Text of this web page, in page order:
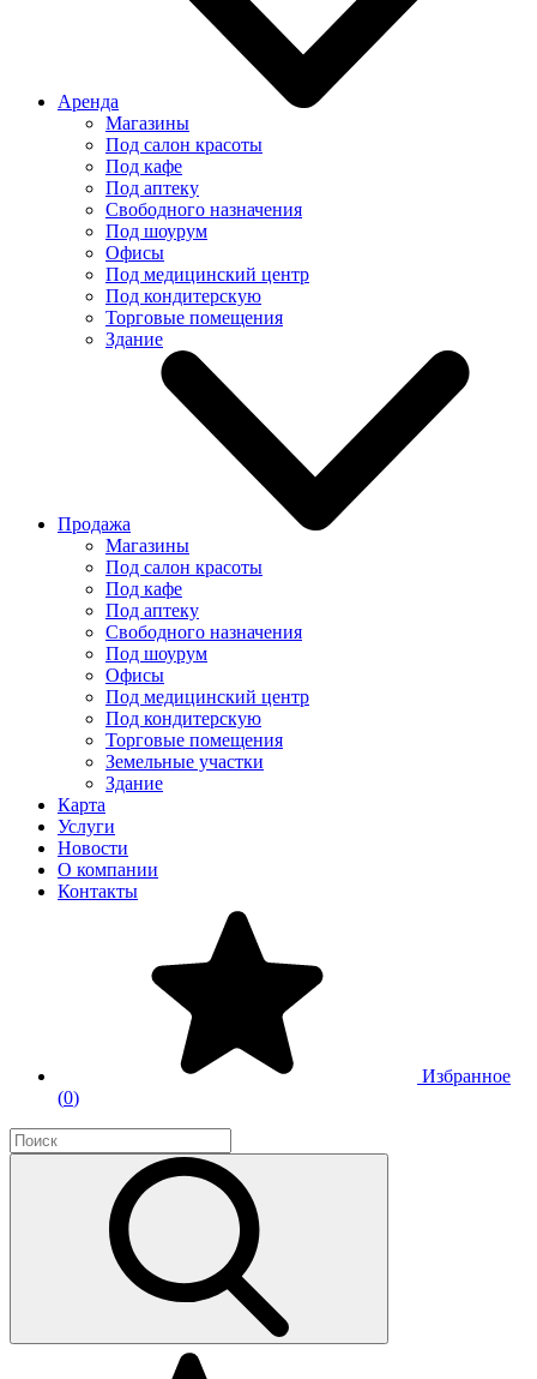
Аренда
Магазины
Под салон красоты
Под кафе
Под аптеку
Свободного назначения
Под шоурум
Офисы
Под медицинский центр
Под кондитерскую
Торговые помещения
Здание
Продажа
Магазины
Под салон красоты
Под кафе
Под аптеку
Свободного назначения
Под шоурум
Офисы
Под медицинский центр
Под кондитерскую
Торговые помещения
Земельные участки
Здание
Карта
Услуги
Новости
О компании
Контакты
Избранное
(0)